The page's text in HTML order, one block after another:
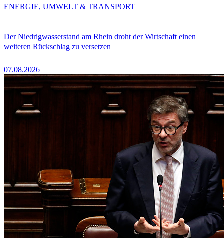
Der Niedrigwasserstand am Rhein droht der Wirtschaft einen
weiteren Rückschlag zu versetzen
07.08.2026
ENERGIE, UMWELT & TRANSPORT